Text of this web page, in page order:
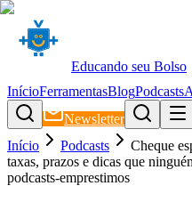
Educando seu Bolso
InícioFerramentasBlogPodcasts
Newsletter
Início
Podcasts
Cheque
taxas, prazos e dicas que
podcasts-emprestimos